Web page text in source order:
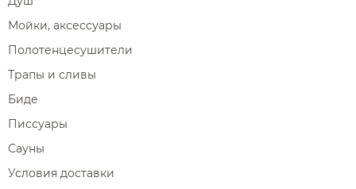
Мойки, аксессуары
Полотенцесушители
Трапы и сливы
Биде
Писсуары
Сауны
Условия доставки